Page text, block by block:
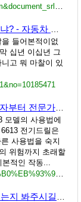
들어본적이없
십년 이십년 그
고 뭐 마찰이 있
모델의 사용법에
전기드릴은
사용법을 숙지
위험까지 초래할
본적인 작동...